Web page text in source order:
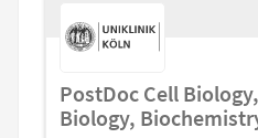
PostDoc Cell
Biology,